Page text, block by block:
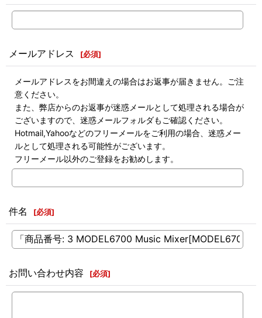
メールアドレス [必須]
メールアドレスをお間違えの場合はお返事が届きません。ご注
意ください。
また、弊店からのお返事が迷惑メールとして処理される場合が
ございますので、迷惑メールフォルダもご確認ください。
Hotmail,Yahooなどのフリーメールをご利用の場合、迷惑メー
ルとして処理される可能性がございます。
フリーメール以外のご登録をお勧めします。
件名 [必須]
お問い合わせ内容 [必須]